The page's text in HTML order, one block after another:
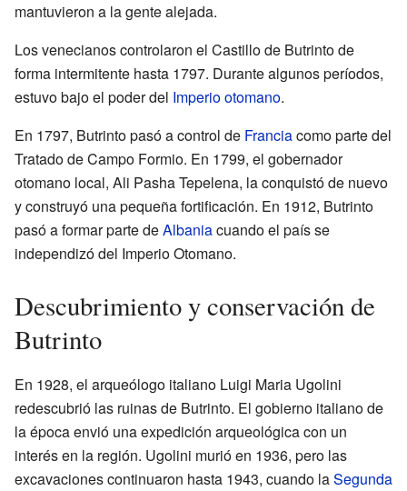
mantuvieron a la gente alejada.
Los venecianos controlaron el Castillo de Butrinto de
forma intermitente hasta 1797. Durante algunos períodos,
estuvo bajo el poder del Imperio otomano.
En 1797, Butrinto pasó a control de Franciacomo parte del
Tratado de Campo Formio. En 1799, el gobernador
otomano local, Ali Pasha Tepelena, la conquistó de nuevo
y construyó una pequeña fortificación. En 1912, Butrinto
pasó a formar parte deAlbaniacuando el país se
independizó del Imperio Otomano.
Descubrimiento y conservación de
Butrinto
En 1928, el arqueólogo italiano Luigi Maria Ugolini
redescubrió las ruinas de Butrinto. El gobierno italiano de
la época envió una expedición arqueológica con un
interés en la región. Ugolini murió en 1936, pero las
excavaciones continuaron hasta 1943, cuando laSegunda